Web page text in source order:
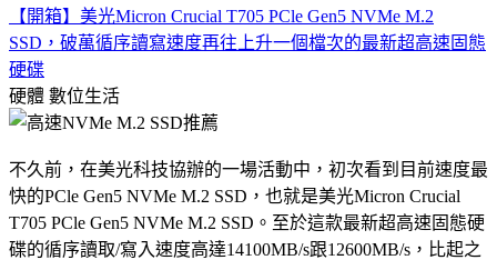
【開箱】美光Micron Crucial T705 PCle Gen5 NVMe M.2
SSD，破萬循序讀寫速度再往上升一個檔次的最新超高速固態
硬碟
硬體 數位生活
不久前，在美光科技協辦的一場活動中，初次看到目前速度最
快的PCle Gen5 NVMe M.2 SSD，也就是美光Micron Crucial
T705 PCle Gen5 NVMe M.2 SSD。至於這款最新超高速固態硬
碟的循序讀取/寫入速度高達14100MB/s跟12600MB/s，比起之